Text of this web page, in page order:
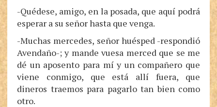
-Quédese, amigo, en la posada, que aquí podrá
esperar a su señor hasta que venga.
-Muchas mercedes, señor huésped -respondió
Avendaño-; y mande vuesa merced que se me
dé un aposento para mí y un compañero que
viene conmigo, que está allí fuera, que
dineros traemos para pagarlo tan bien como
otro.